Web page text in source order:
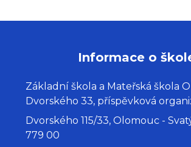
Informace o
Základní škola a Mateřská škola
Dvorského 33, příspěvková
Dvorského 115/33, Olomouc -
779 00